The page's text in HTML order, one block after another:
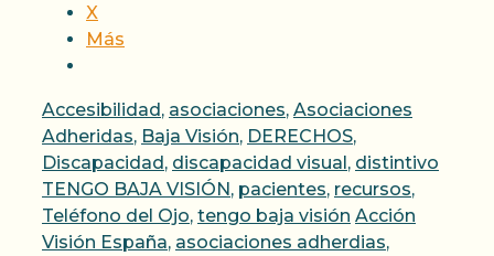
X
Más
Categorías
Accesibilidad, asociaciones, Asociaciones
Adheridas, Baja Visión, DERECHOS,
Discapacidad, discapacidad visual, distintivo
TENGO BAJA VISIÓN, pacientes, recursos,
Teléfono del Ojo, tengo baja visión Etiquetas
Acción
Visión España, asociaciones adherdias,